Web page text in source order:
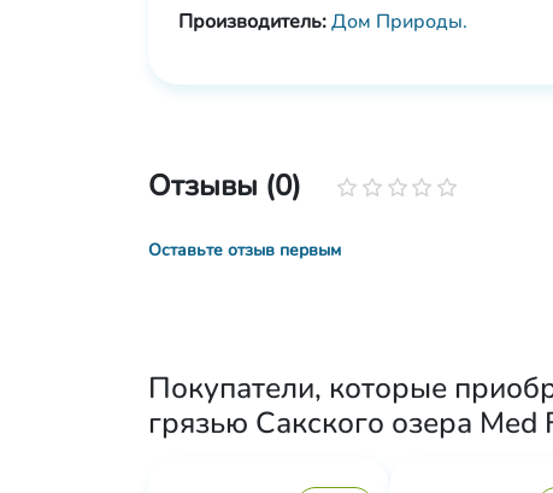
Производитель:Дом Природы.
Отзывы (0)
Оставьте отзыв первым
Покупатели, которые
грязью Сакского озера